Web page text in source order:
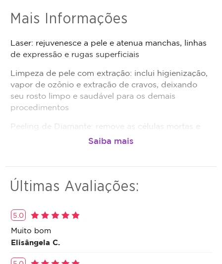
técnica e esclarecer dos benefícios e riscos a
saúde do procedimento. Caso não seja indicação,
o valor adquirido será revertido em crédito para
utilização em outros procedimentos dentro da
Todo cupom comprado possui data de validade,
que é a data limite para utilizá-lo. Se o cupom
expirar, você não conseguirá mais utilizar o
serviço ou estornar o mesmo.
Mais Informações
Laser: rejuvenesce a pele e atenua manchas, linhas
de expressão e rugas superficiais
Limpeza de pele com extração: inclui higienização,
vapor de ozônio e extração de cravos, deixando
seu rosto limpo e saudável para os demais
procedimentos
Peeling de Diamante: remove as células mortas e
esfolia superficialmente a pele. A vitamina C é
Últimas Avaliações:
5.0
Muito bom
Elisângela C.